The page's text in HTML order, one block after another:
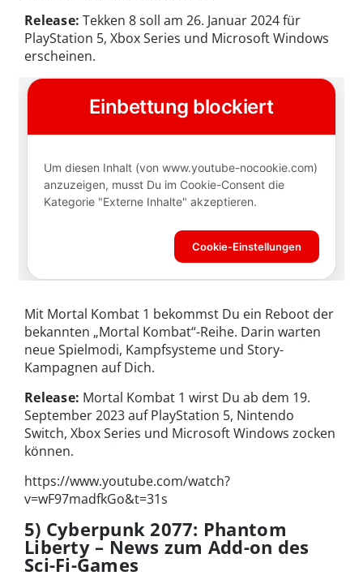
Release: Tekken 8 soll am 26. Januar 2024 für
PlayStation 5, Xbox Series und Microsoft Windows
erscheinen.
Mit Mortal Kombat 1 bekommst Du ein Reboot der
bekannten „Mortal Kombat“-Reihe. Darin warten
neue Spielmodi, Kampfsysteme und Story-
Kampagnen auf Dich.
Release: Mortal Kombat 1 wirst Du ab dem 19.
September 2023 auf PlayStation 5, Nintendo
Switch, Xbox Series und Microsoft Windows zocken
können.
https://www.youtube.com/watch?
v=wF97madfkGo&t=31s
5) Cyberpunk 2077: Phantom
Liberty – News zum Add-on des
Sci-Fi-Games